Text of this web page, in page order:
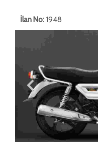
İlan No: 1948